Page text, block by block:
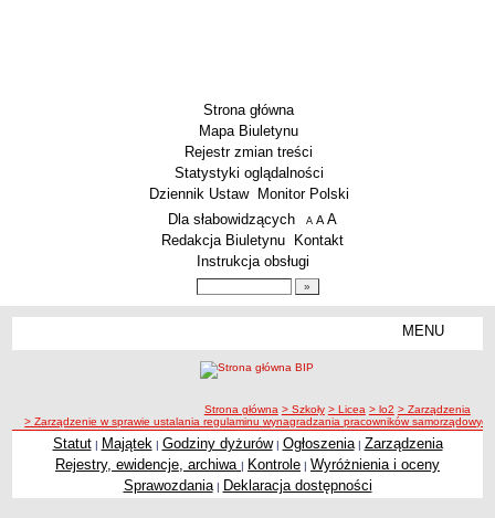
Strona główna
Mapa Biuletynu
Rejestr zmian treści
Statystyki oglądalności
Dziennik Ustaw
Monitor Polski
Menu dodatkowe
Dla słabowidzących A pomniejsz czcionkę
A standardowy rozmiar czcionki
A
Redakcja Biuletynu
Kontakt
Instrukcja obsługi
MENU
Zespoły Szkół
Techniczne Zakłady Naukowe
ścieżka nawigacji
Strona główna > Szkoły > Licea > lo2 > Zarządzenia
> Zarządzenie w sprawie ustalania regulaminu wynagradzania pracowników samorządowych
Statut| Majątek | Godziny dyżurów| Ogłoszenia| Zarządzenia
Rejestry, ewidencje, archiwa | Kontrole | Wyróżnienia i oceny
Sprawozdania| Deklaracja dostępności